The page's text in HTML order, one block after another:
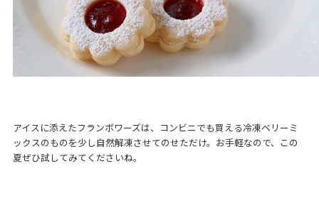
アイスに添えたフランボワーズは、コンビニでも買える冷凍ベリーミ
ックスのものを少し自然解凍させてのせただけ。お手軽なので、この
夏ぜひ試してみてくださいね。